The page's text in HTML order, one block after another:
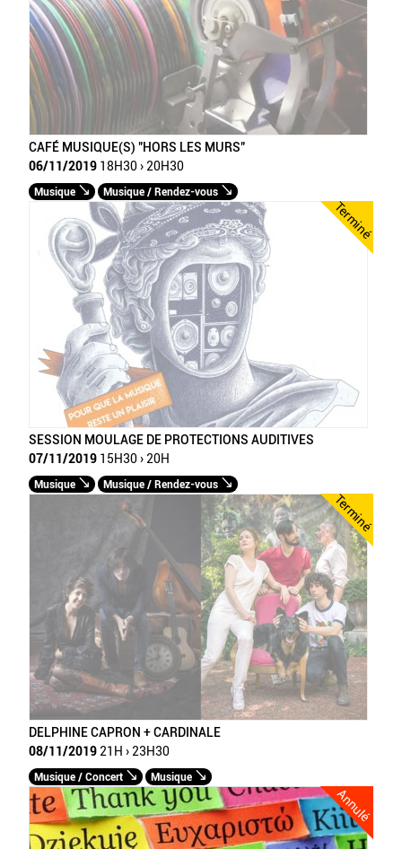
CAFÉ MUSIQUE(S) "HORS LES MURS"
06/11/2019 18H30 › 20H30
Musique Musique / Rendez-vous
Terminé
SESSION MOULAGE DE PROTECTIONS AUDITIVES
07/11/2019 15H30 › 20H
Musique Musique / Rendez-vous
Terminé
DELPHINE CAPRON + CARDINALE
08/11/2019 21H › 23H30
Musique / Concert Musique
Annulé